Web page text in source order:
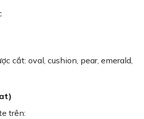
cắt: oval, cushion, pear, emerald,
trên: